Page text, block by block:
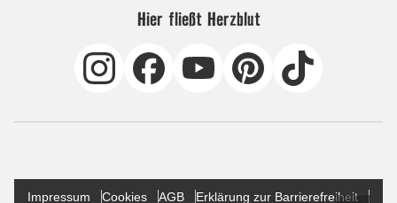
Hier fließt Herzblut
Impressum Cookies AGB Erklärung zur Barrierefreiheit